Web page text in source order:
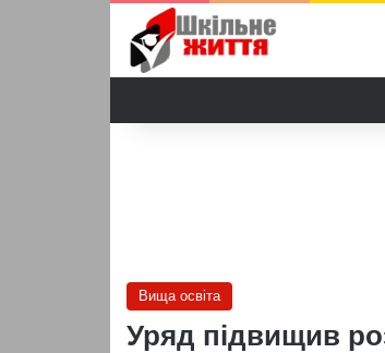
Вища освіта
Уряд підвищив